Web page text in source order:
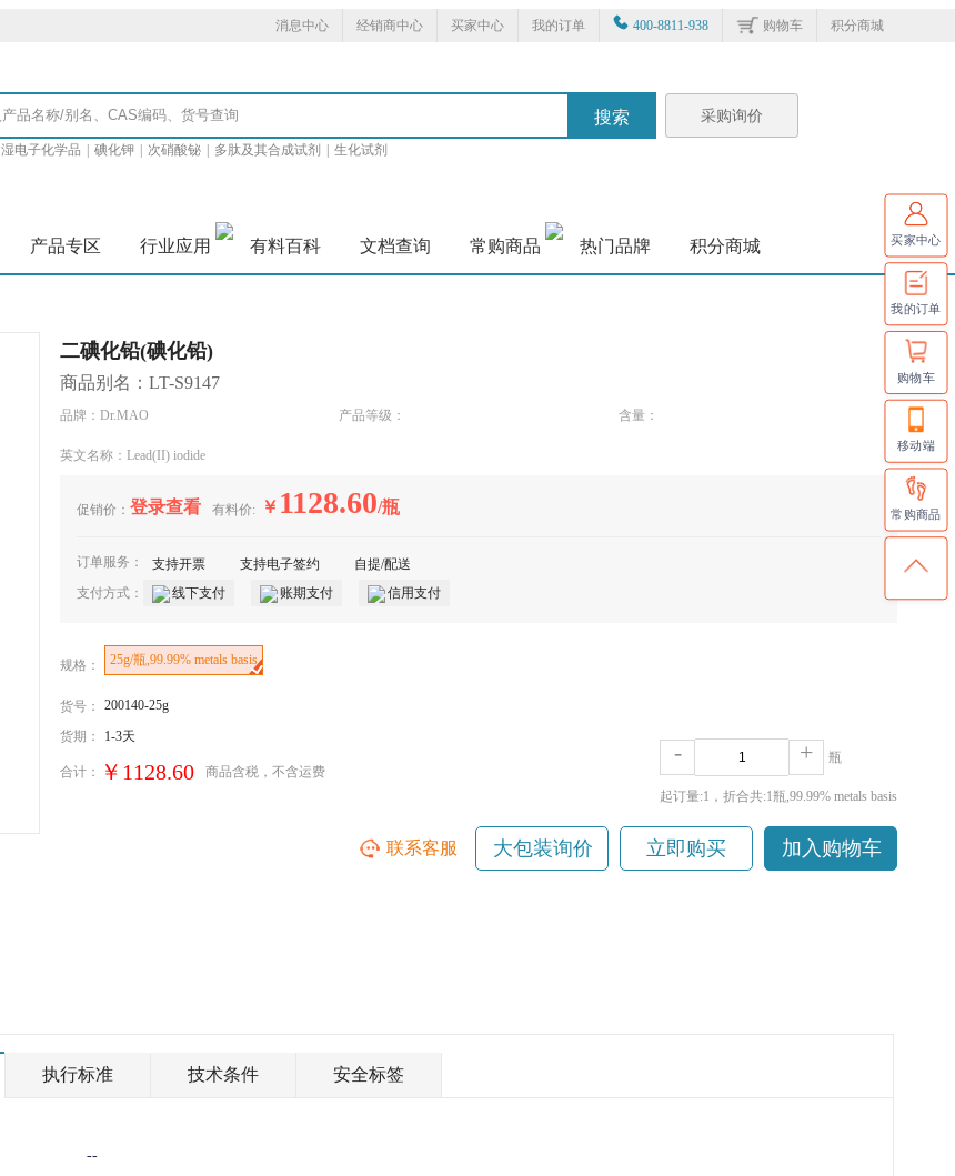
消息中心 经销商中心 买家中心 我的订单 400-8811-938 购物车 积分商城
搜索
湿电子化学品 碘化钾 次硝酸铋 多肽及其合成试剂 生化试剂
采购询价
产品专区 行业应用 有料百科 文档查询 常购商品 热门品牌 积分商城
二碘化铅(碘化铅)
商品别名：LT-S9147
品牌：Dr.MAO 产品等级： 含量：
英文名称：Lead(II) iodide
促销价： 登录查看 有料价: ￥ 1128.60/瓶
订单服务： 支持开票 支持电子签约
自提/配送
支付方式：
线下支付 账期支付 信用支付
规格： 25g/瓶,99.99% metals basis
货号：
200140-25g
货期：
1-3天
合计： ￥1128.60 商品含税 ，不含运费
- + 瓶
起订量:1 ，折合共:1瓶,99.99% metals basis
联系客服 大包装询价 立即购买 加入购物车
执行标准 技术条件 安全标签
--
买家中心
我的订单
购物车
移动端
常购商品